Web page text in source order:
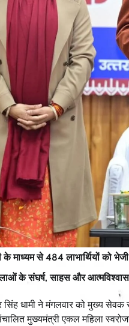
के माध्यम से 484 लाभार्थियों को
के संघर्ष, साहस और आत्मविश्वास
सिंह धामी ने मंगलवार को मुख्य
मुख्यमंत्री एकल महिला